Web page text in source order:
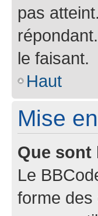
pas
le faisant.
Haut
Mise
Que sont
Le
forme des